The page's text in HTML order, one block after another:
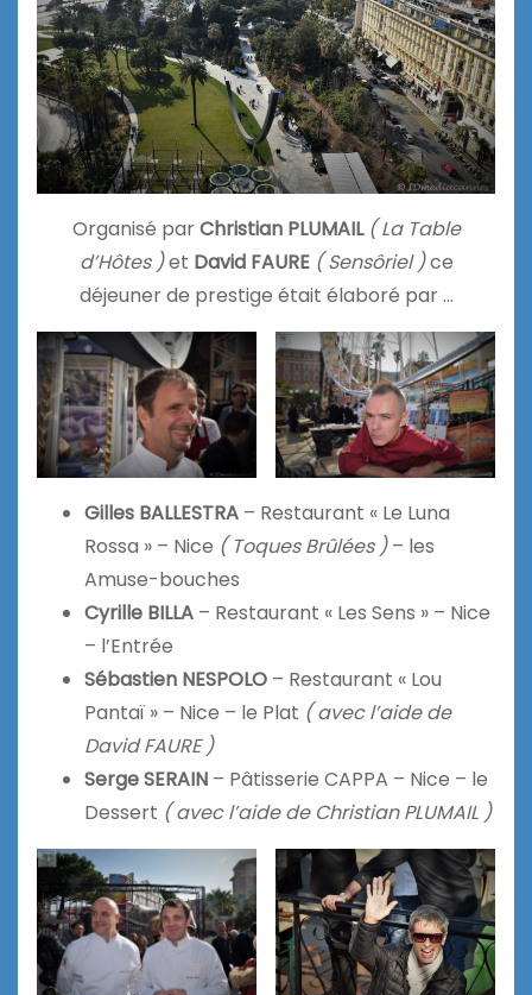
Organisé parChristian PLUMAIL ( La Table
d’Hôtes )et David FAURE ( Sensôriel )ce
déjeuner de prestige était élaboré par …
Gilles BALLESTRA – Restaurant « Le Luna
Rossa » – Nice ( Toques Brûlées )– les
Amuse-bouches
Cyrille BILLA – Restaurant « Les Sens » – Nice
– l’Entrée
Sébastien NESPOLO – Restaurant « Lou
Pantaï » – Nice – le Plat ( avec l’aide de
David FAURE )
Serge SERAIN – Pâtisserie CAPPA – Nice – le
Dessert ( avec l’aide de Christian PLUMAIL )